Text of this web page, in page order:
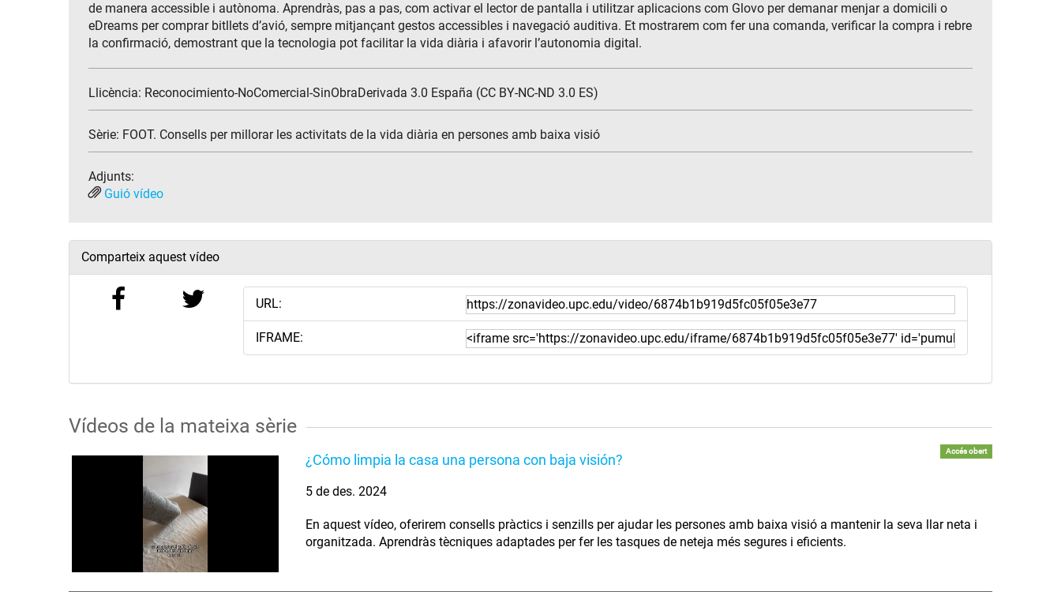
de manera accessible i autònoma. Aprendràs, pas a pas, com activar el lector de pantalla i utilitzar aplicacions com Glovo per demanar menjar a domicili o
eDreams per comprar bitllets d’avió, sempre mitjançant gestos accessibles i navegació auditiva. Et mostrarem com fer una comanda, verificar la compra i rebre
la confirmació, demostrant que la tecnologia pot facilitar la vida diària i afavorir l’autonomia digital.
Llicència: Reconocimiento-NoComercial-SinObraDerivada 3.0 España (CC BY-NC-ND 3.0 ES)
Sèrie: FOOT. Consells per millorar les activitats de la vida diària en persones amb baixa visió
Adjunts:
Guió vídeo
Comparteix aquest vídeo
URL:
IFRAME:
Vídeos de la mateixa sèrie
¿Cómo limpia la casa una persona con baja visión?
Accés obert
5 de des. 2024
En aquest vídeo, oferirem consells pràctics i senzills per ajudar les persones amb baixa visió a mantenir la seva llar neta i
organitzada. Aprendràs tècniques adaptades per fer les tasques de neteja més segures i eficients.